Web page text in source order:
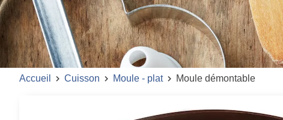
Accueil Cuisson Moule - plat Moule démontable